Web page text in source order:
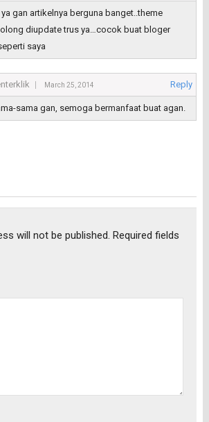
gan artikelnya berguna banget..theme
diupdate trus ya…cocok buat bloger
saya
March 25, 2014 Reply
sama gan, semoga bermanfaat buat agan.
will not be published. Required fields